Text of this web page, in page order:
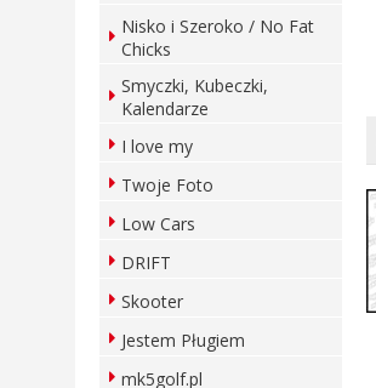
Nisko i Szeroko / No Fat
Chicks
Smyczki, Kubeczki,
Kalendarze
I love my
Twoje Foto
Low Cars
DRIFT
Skooter
Jestem Pługiem
mk5golf.pl
Do koszyka